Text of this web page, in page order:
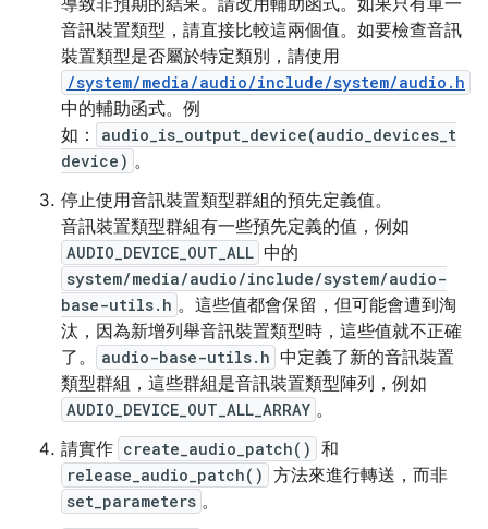
導致非預期的結果。請改用輔助函式。如果只有單一
音訊裝置類型，請直接比較這兩個值。如要檢查音訊
裝置類型是否屬於特定類別，請使用
/system/media/audio/include/system/audio.h
中的輔助函式。例
如：
audio_is_output_device(audio_devices_t
device) 。
停止使用音訊裝置類型群組的預先定義值。
音訊裝置類型群組有一些預先定義的值，例如
AUDIO_DEVICE_OUT_ALL 中的
system/media/audio/include/system/audio-
base-utils.h 。這些值都會保留，但可能會遭到淘
汰，因為新增列舉音訊裝置類型時，這些值就不正確
了。
audio-base-utils.h 中定義了新的音訊裝置
類型群組，這些群組是音訊裝置類型陣列，例如
AUDIO_DEVICE_OUT_ALL_ARRAY 。
請實作 create_audio_patch() 和
release_audio_patch() 方法來進行轉送，而非
set_parameters 。